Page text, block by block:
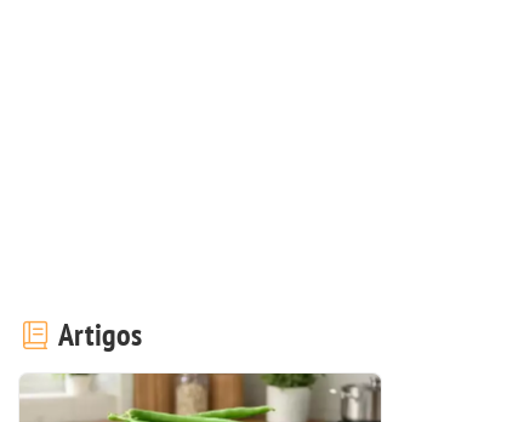
Artigos